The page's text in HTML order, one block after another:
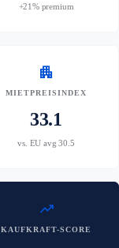
+21% premium
apartment
MIETPREISINDEX
33.1
vs. EU avg 30.5
trending_up
KAUFKRAFT-SCORE